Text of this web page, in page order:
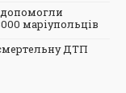
допомогли
маріупольців
ДТП